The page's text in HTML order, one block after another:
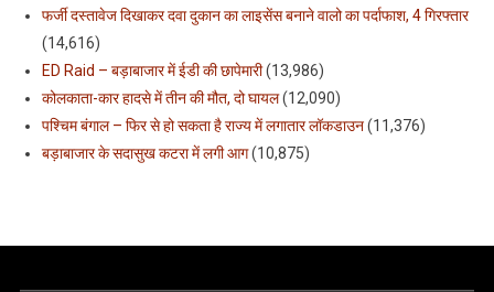
फर्जी दस्तावेज दिखाकर दवा दुकान का लाइसेंस बनाने वालो का पर्दाफाश, 4 गिरफ्तार
(14,616)
ED Raid – बड़ाबाजार में ईडी की छापेमारी(13,986)
कोलकाता-कार हादसे में तीन की मौत, दो घायल(12,090)
पश्चिम बंगाल – फिर से हो सकता है राज्य में लगातार लॉकडाउन(11,376)
बड़ाबाजार के सदासुख कटरा में लगी आग(10,875)